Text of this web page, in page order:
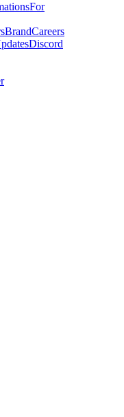
For
BrandCareers
Discord